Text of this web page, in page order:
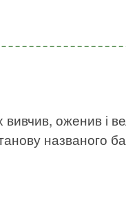
вивчив, оженив і
названого